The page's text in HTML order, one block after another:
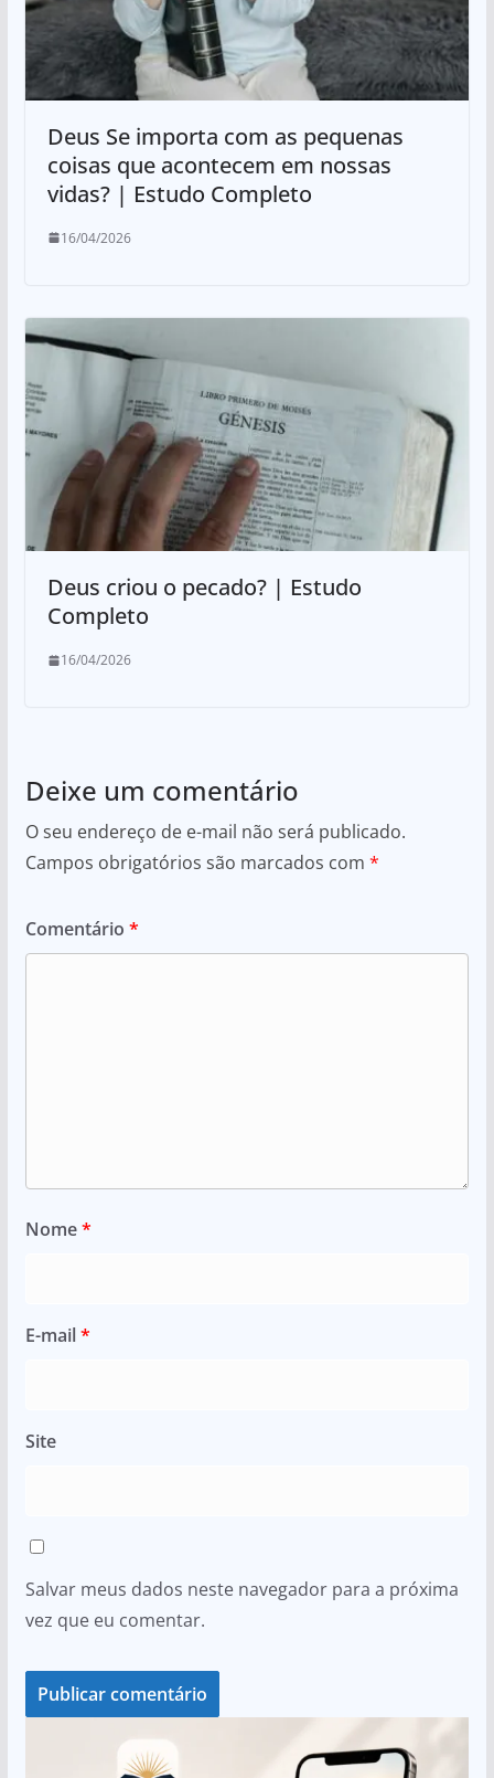
Deus Se importa com as pequenas
coisas que acontecem em nossas
vidas? | Estudo Completo
16/04/2026
Deus criou o pecado? | Estudo
Completo
16/04/2026
Deixe um comentário
O seu endereço de e-mail não será publicado.
Campos obrigatórios são marcados com *
Comentário *
Nome*
E-mail*
Site
Salvar meus dados neste navegador para a próxima
vez que eu comentar.